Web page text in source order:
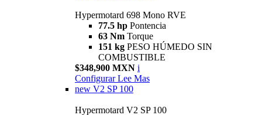
Hypermotard 698 Mono RVE
77.5 hp Pontencia
63 Nm Torque
151 kg PESO HÚMEDO SIN
COMBUSTIBLE
$348,900 MXN i
Configurar Lee Mas
new V2 SP 100
Hypermotard V2 SP 100